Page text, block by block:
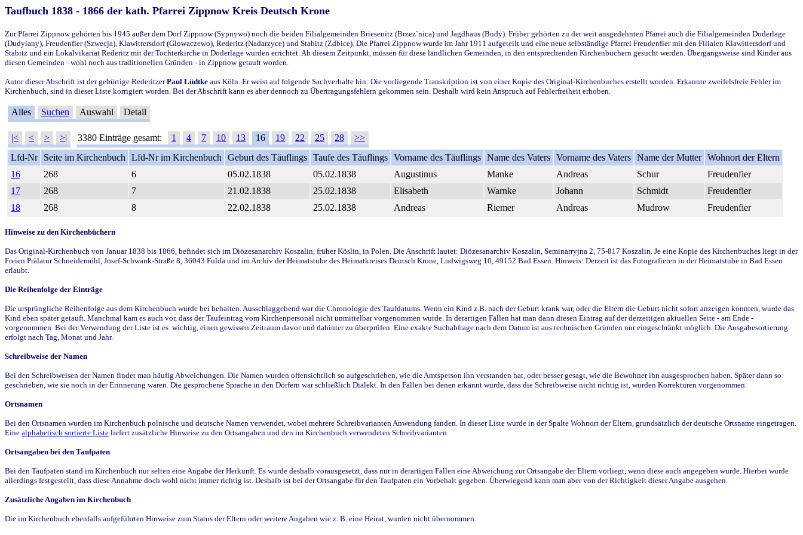
Taufbuch 1838 - 1866 der kath. Pfarrei Zippnow Kreis Deutsch Krone
Zur Pfarrei Zippnow gehörten bis 1945 außer dem Dorf Zippnow (Sypnywo) noch die beiden Filialgemeinden Briesenitz (Brzez`nica) und Jagdhaus (Budy). Früher gehörten zu der weit ausgedehnten Pfarrei auch die Filialgemeinden Doderlage
(Dudylany), Freudenfier (Szwecja), Klawittersdorf (Glowaczewo), Rederitz (Nadarzyce) und Stabitz (Zdbice). Die Pfarrei Zippnow wurde im Jahr 1911 aufgeteilt und eine neue selbständige Pfarrei Freudenfier mit den Filialen Klawittersdorf und
Stabitz und ein Lokalvikariat Rederitz mit der Tochterkirche in Doderlage wurden errichtet. Ab diesem Zeitpunkt, müssen für diese ländlichen Gemeinden, in den entsprechenden Kirchenbüchern gesucht werden. Übergangsweise sind Kinder aus
diesen Gemeinden - wohl noch aus traditionellen Gründen - in Zippnow getauft worden.
Autor dieser Abschrift ist der gebürtige RederitzerPaul Lüdtke aus Köln. Er weist auf folgende Sachverhalte hin: Die vorliegende Transkription ist von einer Kopie des Original-Kirchenbuches erstellt worden. Erkannte zweifelsfreie Fehler im
Kirchenbuch, sind in dieser Liste korrigiert worden. Bei der Abschrift kann es aber dennoch zu Übertragungsfehlern gekommen sein. Deshalb wird kein Anspruch auf Fehlerfreiheit erhoben.
Alles Suchen Auswahl Detail
|< < > >| 3380 Einträge gesamt: 1 4 7 10 13 16 19 22 25 28
>>
Lfd-Nr
Seite im Kirchenbuch Lfd-Nr im Kirchenbuch Geburt des Täuflings Taufe des Täuflings Vorname des Täuflings Name des Vaters Vorname des Vaters Name der Mutter Wohnort der Eltern
16
268 6 05.02.1838 05.02.1838 Augustinus Manke Andreas Schur
Freudenfier
17
268 7 21.02.1838 25.02.1838 Elisabeth Warnke Johann Schmidt
Freudenfier
18
268 8 22.02.1838 25.02.1838 Andreas Riemer Andreas Mudrow Freudenfier
Hinweise zu den Kirchenbüchern
Das Original-Kirchenbuch von Januar 1838 bis 1866, befindet sich im Diözesanarchiv Koszalin, früher Köslin, in Polen. Die Anschrift lautet: Diözesanarchiv Koszalin, Seminarryjna 2, 75-817 Koszalin. Je eine Kopie des Kirchenbuches liegt in der
Freien Prälatur Schneidemühl, Josef-Schwank-Straße 8, 36043 Fulda und im Archiv der Heimatstube des Heimatkreises Deutsch Krone, Ludwigsweg 10, 49152 Bad Essen. Hinweis: Derzeit ist das Fotografieren in der Heimatstube in Bad Essen
erlaubt.
Die Reihenfolge der Einträge
Die ursprüngliche Reihenfolge aus dem Kirchenbuch wurde bei behalten. Ausschlaggebend war die Chronologie des Taufdatums. Wenn ein Kind z.B. nach der Geburt krank war, oder die Eltern die Geburt nicht sofort anzeigen konnten, wurde das
Kind eben später getauft. Manchmal kam es auch vor, dass der Taufeintrag vom Kirchenpersonal nicht unmittelbar vorgenommen wurde. In derartigen Fällen hat man dann diesen Eintrag auf der derzeitigen aktuellen Seite - am Ende -
vorgenommen. Bei der Verwendung der Liste ist es wichtig, einen gewissen Zeitraum davor und dahinter zu überprüfen. Eine exakte Suchabfrage nach dem Datum ist aus technischen Gründen nur eingeschränkt möglich. Die Ausgabesortierung
erfolgt nach Tag, Monat und Jahr.
Schreibweise der Namen
Bei den Schreibweisen der Namen findet man häufig Abweichungen. Die Namen wurden offensichtlich so aufgeschrieben, wie die Amtsperson ihn verstanden hat, oder besser gesagt, wie die Bewohner ihn ausgesprochen haben. Später dann so
geschrieben, wie sie noch in der Erinnerung waren. Die gesprochene Sprache in den Dörfern war schließlich Dialekt. In den Fällen bei denen erkannt wurde, dass die Schreibweise nicht richtig ist, wurden Korrekturen vorgenommen.
Ortsnamen
Bei den Ortsnamen wurden im Kirchenbuch polnische und deutsche Namen verwendet, wobei mehrere Schreibvarianten Anwendung fanden. In dieser Liste wurde in der Spalte Wohnort der Eltern, grundsätzlich der deutsche Ortsname eingetragen.
Eine alphabetisch sortierte Liste liefert zusätzliche Hinweise zu den Ortsangaben und den im Kirchenbuch verwendeten Schreibvarianten.
Ortsangaben bei den Taufpaten
Bei den Taufpaten stand im Kirchenbuch nur selten eine Angabe der Herkunft. Es wurde deshalb vorausgesetzt, dass nur in derartigen Fällen eine Abweichung zur Ortsangabe der Eltern vorliegt, wenn diese auch angegeben wurde. Hierbei wurde
allerdings festgestellt, dass diese Annahme doch wohl nicht immer richtig ist. Deshalb ist bei der Ortsangabe für den Taufpaten ein Vorbehalt gegeben. Überwiegend kann man aber von der Richtigkeit dieser Angabe ausgehen.
Zusätzliche Angaben im Kirchenbuch
Die im Kirchenbuch ebenfalls aufgeführten Hinweise zum Status der Eltern oder weitere Angaben wie z. B. eine Heirat, wurden nicht übernommen.